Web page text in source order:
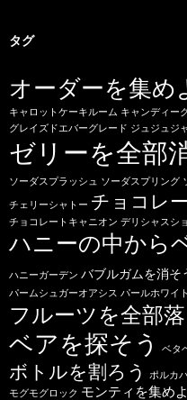
タグ
オーダーを集め
キャロットケーキルーム キャンディー
グレイズドエバーグレード ジュジュジ
ゼリーを全部
ソーダスプラッシュ ソーダスプリング
チェリーシャトー チョコレ
チョコレートキャニオン デリシャスシ
ハニーの中から
ハニーガーデン バブルガムを消そ
パームシュガーオアシス パールホワイ
フルーツを全部
ベアを探そう ベタ
ボトルを割ろう ポルカ
モグモグロック モンティを集め